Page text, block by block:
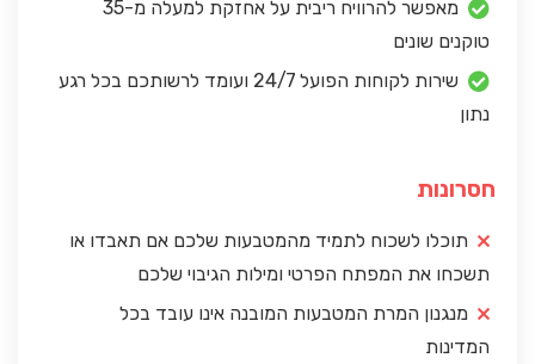
מאפשר להרוויח ריבית על אחזקת למעלה מ-35
טוקנים שונים
שירות לקוחות הפועל 24/7 ועומד לרשותכם בכל רגע
נתון
חסרונות
תוכלו לשכוח לתמיד מהמטבעות שלכם אם תאבדו או
תשכחו את המפתח הפרטי ומילות הגיבוי שלכם
מנגנון המרת המטבעות המובנה אינו עובד בכל
המדינות